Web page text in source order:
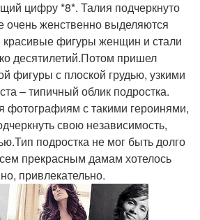
цифру *8*. Талия подчеркнуто
очень женственно выделяются
красивые фигуры женщин и стали
десятилетий.Потом пришел
фигуры с плоской грудью, узкими
– типичный облик подростка.
с такими героинями,
свою независимость,
подростка не мог быть долго
прекрасным дамам хотелось
привлекательно.